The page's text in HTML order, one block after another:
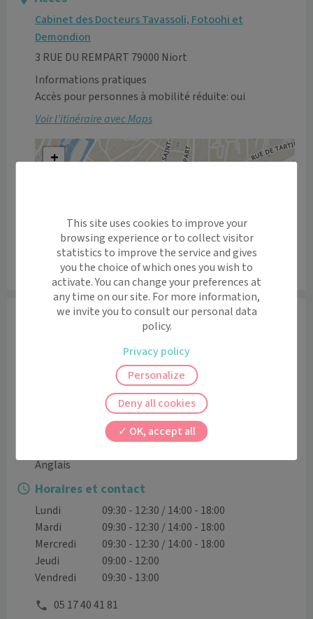
Cabinet des Docteurs Tavassoli, Fotoohi et
Demondion
3 RUE DU REMPART 79000 Niort
Informations pratiques
Accès pour personnes à mobilité réduite: oui
Voir l’itinéraire avec Maps
+
Leaflet|©OpenStreetMapcontributors
Informations
Rempart, 79000 Niort, France.
Secrétariat joignable tous les jours (difficultés à nous
joindre à partir de 16h00 et le mercredi après-midi)
Langues Parlées
Anglais
Horaires et contact
Lundi
09:30 - 12:30 / 14:00 - 18:00
Mardi
09:30 - 12:30 / 14:00 - 18:00
Mercredi
09:30 - 12:30 / 14:00 - 18:00
Jeudi
09:00 - 12:00
Vendredi
09:30 - 13:00
05 17 40 41 81
This site uses cookies to improve your
browsing experience or to collect visitor
statistics to improve the service and gives
you the choice of which ones you wish to
activate. You can change your preferences at
any time on our site. For more information,
we invite you to consult our personal data
policy.
OK, accept all
Deny all cookies
Personalize
Privacy policy